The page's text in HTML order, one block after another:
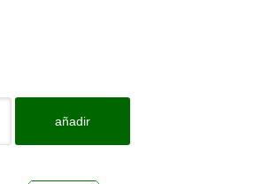
añadir